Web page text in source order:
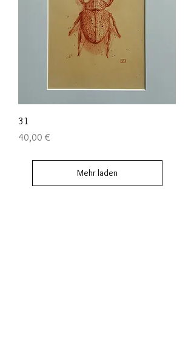
31
Preis
40,00 €
Mehr laden